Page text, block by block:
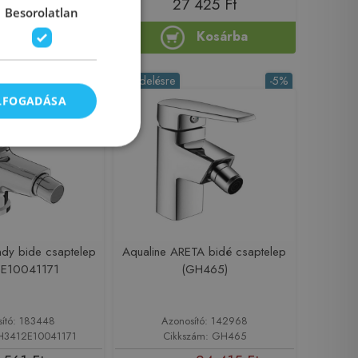
Kosárba Kosárba
bide csaptelep
183448
-5%
Rendelésre
Aqualine ARETA bidé csaptelep
(GH465)
Azonosító: 142968
Cikkszám: GH465
Besorolatlan